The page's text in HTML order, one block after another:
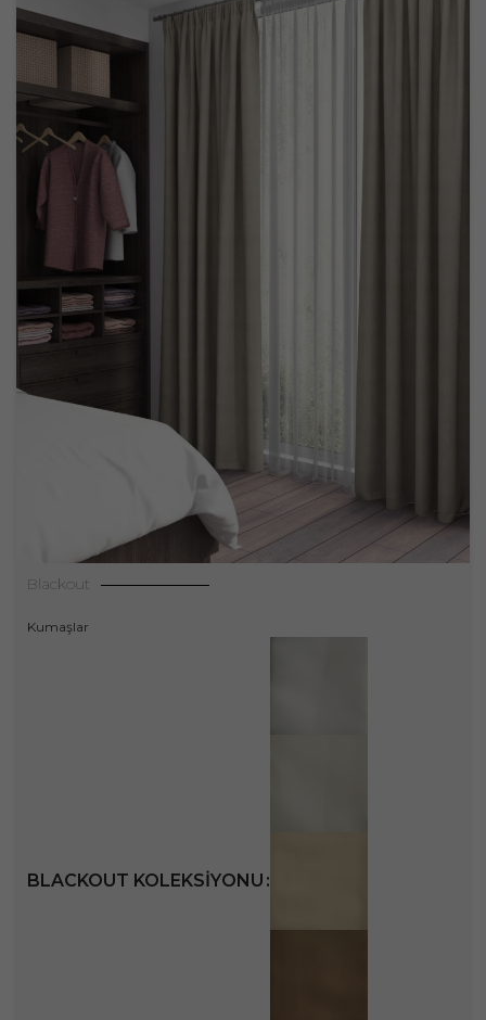
Blackout
Kumaşlar
BLACKOUT KOLEKSIYONU